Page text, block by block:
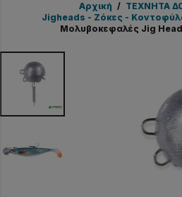
Αρχική / ΤΕΧΝΗΤΑ
Jigheads - Ζόκες -
Μολυβοκεφαλές Jig